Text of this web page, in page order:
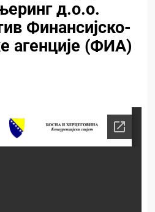
д.о.о.
Финансијско-
агенције (ФИА)